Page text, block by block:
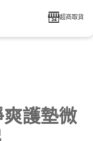
超商取貨
護墊微